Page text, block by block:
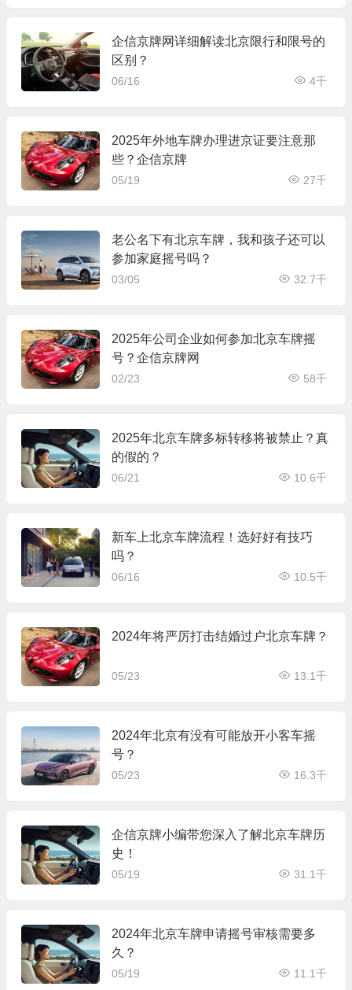
企信京牌网详细解读北京限行和限号的
区别？
06/16 4千
2025年外地车牌办理进京证要注意那
些？企信京牌
05/19 27千
老公名下有北京车牌，我和孩子还可以
参加家庭摇号吗？
03/05 32.7千
2025年公司企业如何参加北京车牌摇
号？企信京牌网
02/23 58千
2025年北京车牌多标转移将被禁止？真
的假的？
06/21 10.6千
新车上北京车牌流程！选好好有技巧
吗？
06/16 10.5千
2024年将严厉打击结婚过户北京车牌？
05/23 13.1千
2024年北京有没有可能放开小客车摇
号？
05/23 16.3千
企信京牌小编带您深入了解北京车牌历
史！
05/19 31.1千
2024年北京车牌申请摇号审核需要多
久？
05/19 11.1千